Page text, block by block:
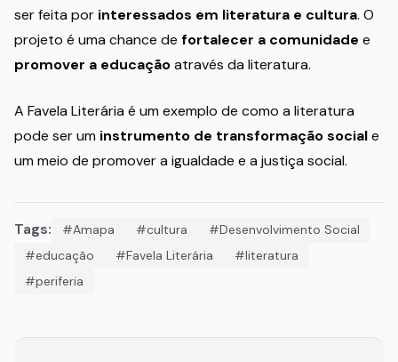
ser feita por interessados em literatura e cultura. O
projeto é uma chance de fortalecer a comunidade e
promover a educaçãoatravés da literatura.
A Favela Literária é um exemplo de como a literatura
pode ser um instrumento de transformação sociale
um meio de promover a igualdade e a justiça social.
Tags: #Amapa #cultura
#Desenvolvimento Social
#educação
#Favela Literária
#literatura
#periferia